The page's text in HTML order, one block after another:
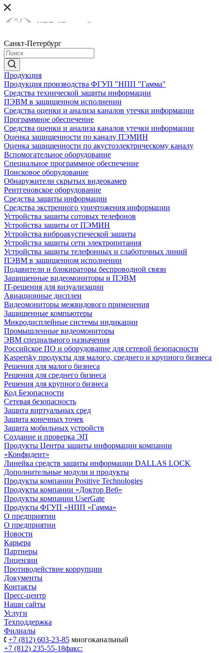
Санкт-Петербург
Продукция
Продукция производства ФГУП "НПП "Гамма"
Средства технической защиты информации
ПЭВМ в защищенном исполнении
Средства оценки и анализа каналов утечки информации
Программное обеспечение
Средства оценки и анализа каналов утечки информации
Оценка защищенности по каналу ПЭМИН
Оценка защищенности по акустоэлектрическому каналу
Вспомогательное оборудование
Специальное программное обеспечение
Поисковое оборудование
Обнаружители скрытых видеокамер
Рентгеновское оборудование
Средства защиты информации
Средства экстренного уничтожения информации
Устройства защиты сотовых телефонов
Устройства защиты от ПЭМИН
Устройства виброакустической защиты
Устройства защиты сети электропитания
Устройства защиты телефонных и слаботочных линий
ПЭВМ в защищенном исполнении
Подавители и блокираторы беспроводной связи
Защищенные видеомониторы и ПЭВМ
IT-решения для визуализации
Авиационные дисплеи
Видеомониторы межвидового применения
Защищенные компьютеры
Микродисплейные системы индикации
Промышленные видеомониторы
ЭВМ специального назначения
Российское ПО и оборудование для сетевой безопасности
Kaspersky продукты для малого, среднего и крупного бизнеса
Решения для малого бизнеса
Решения для среднего бизнеса
Решения для крупного бизнеса
Код Безопасности
Сетевая безопасность
Защита виртуальных сред
Защита конечных точек
Защита мобильных устройств
Создание и проверка ЭП
Продукты Центра защиты информации компании
«Конфидент»
Линейка средств защиты информации DALLAS LOCK
Дополнительные модули и продукты
Продукты компании Positive Technologies
Продукты компании «Доктор Веб»
Продукты компании UserGate
Продукты ФГУП «НПП «Гамма»
О предприятии
О предприятии
Новости
Карьера
Партнеры
Лицензии
Противодействие коррупции
Документы
Контакты
Пресс-центр
Наши сайты
Услуги
Техподдержка
Филиалы
+7 (812) 603-23-85 многоканальный
+7 (812) 235-55-18факс: